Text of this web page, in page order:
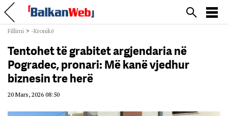
Fillimi > -Kronikë
Tentohet të grabitet argjendaria në
Pogradec, pronari: Më kanë vjedhur
biznesin tre herë
20 Mars, 2026 08:50